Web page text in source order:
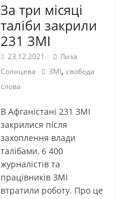
За три місяці
таліби закрили
231 ЗМІ
23.12.2021
Лиза
Солнцева
ЗМІ,свобода
слова
В Афганістані 231 ЗМІ
закрилися після
захоплення влади
талібами, 6 400
журналістів та
працівників ЗМІ
втратили роботу. Про це